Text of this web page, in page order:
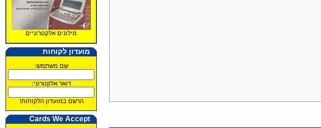
מילונים אלקטרוניים
מועדון לקוחות
שם משתמש:
דואר אלקטרוני:
הרשם במועדון הלקוחות!
Cards We Accept